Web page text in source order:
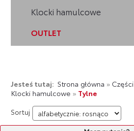
Klocki hamulcowe
OUTLET
Jesteś tutaj: Strona główna » Części
Klocki hamulcowe » Tylne
Sortuj